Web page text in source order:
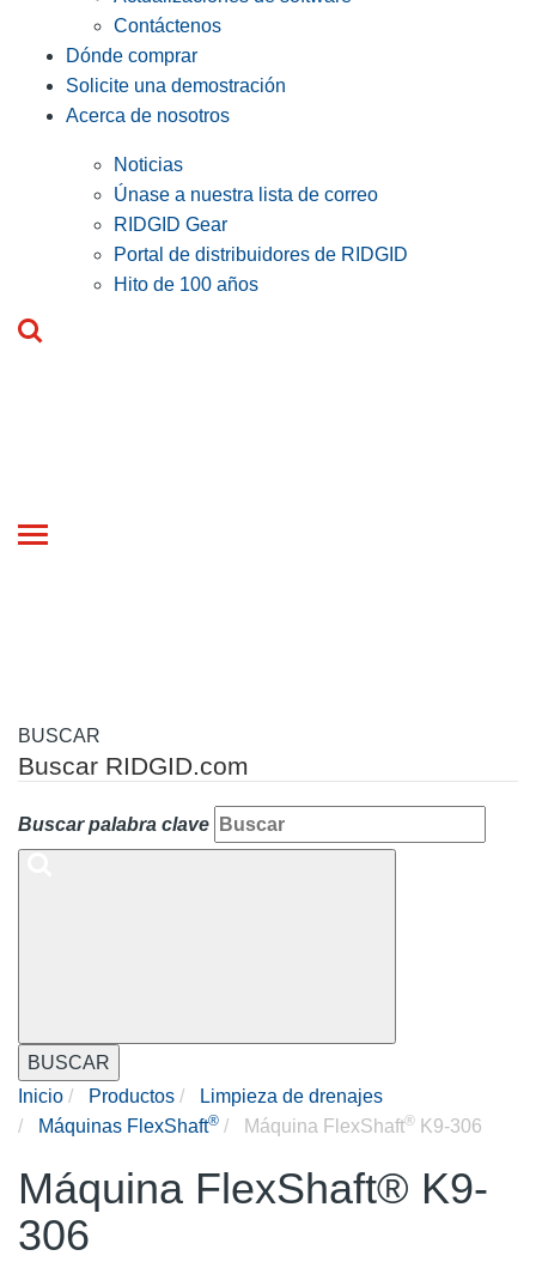
Contáctenos
Dónde comprar
Solicite una demostración
Acerca de nosotros
Noticias
Únase a nuestra lista de correo
RIDGID Gear
Portal de distribuidores de RIDGID
Hito de 100 años
Toggle
BUSCAR
Buscar RIDGID.com
Buscar palabra clave
BUSCAR
Inicio
Productos
Limpieza de drenajes
Máquinas FlexShaft® Máquina FlexShaft® K9-306
Máquina FlexShaft® K9-
306